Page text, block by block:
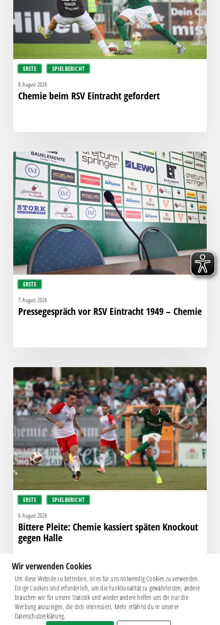
ERSTE SPIELBERICHT
8. August 2026
Chemie beim RSV Eintracht gefordert
ERSTE
Pressegespräch
RSV
Eintracht
1949
–
Chemie
7. August 2026
Pressegespräch vor RSV Eintracht 1949 – Chemie
ERSTE SPIELBERICHT
Pleite:
Chemie
kassiert
späten
Knockout
gegen
Halle
6. August 2026
Bittere Pleite: Chemie kassiert späten Knockout
gegen Halle
Wir verwenden Cookies
Um diese Website zu betreiben, ist es für uns notwendig Cookies zu verwenden.
Einige Cookies sind erforderlich, um die Funktionalität zu gewährleisten, andere
brauchen wir für unsere Statistik und wieder andere helfen uns dir nur die
Werbung anzuzeigen, die dich interessiert. Mehr erfährst du in unserer
Datenschutzerklärung.